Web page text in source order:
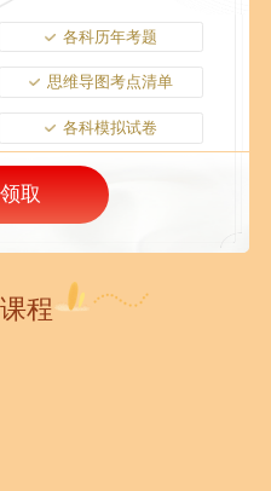
各科历年考题
思维导图考点清单
各科模拟试卷
取
程